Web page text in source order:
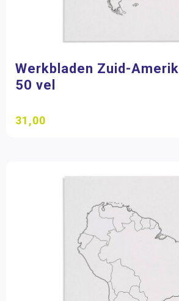
Werkbladen Zuid-
50 vel
31,00